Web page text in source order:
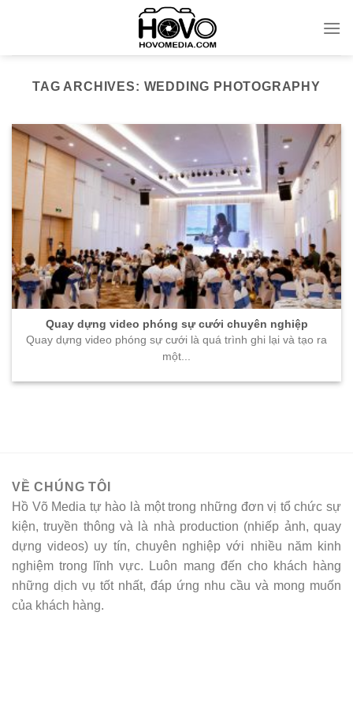
TAG ARCHIVES: WEDDING PHOTOGRAPHY
Quay dựng video phóng sự cưới chuyên nghiệp
Quay dựng video phóng sự cưới là quá trình ghi lại và tạo ra
một...
VỀ CHÚNG TÔI
Hồ Võ Media tự hào là một trong những đơn vị tổ chức sự
kiện, truyền thông và là nhà production (nhiếp ảnh, quay
dựng videos) uy tín, chuyên nghiệp với nhiều năm kinh
nghiệm trong lĩnh vực. Luôn mang đến cho khách hàng
những dịch vụ tốt nhất, đáp ứng nhu cầu và mong muốn
của khách hàng.